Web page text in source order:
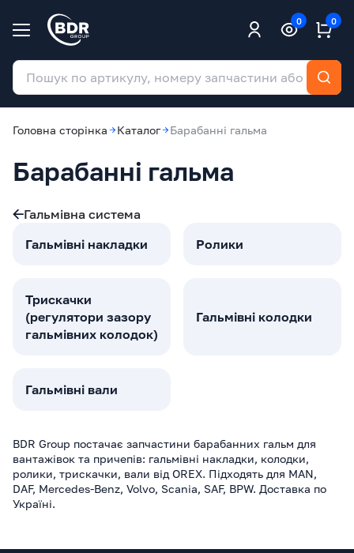
0 0
Головна сторінка Каталог Барабанні гальма
Барабанні гальма
Гальмівна система
Гальмівні накладки
Ролики
Трискачки
(регулятори зазору
гальмiвних колодок)
Гальмівні колодки
Гальмівні вали
BDR Group постачає запчастини барабанних гальм для
вантажівок та причепів: гальмівні накладки, колодки,
ролики, трискачки, вали від OREX. Підходять для MAN,
DAF, Mercedes-Benz, Volvo, Scania, SAF, BPW. Доставка по
Україні.